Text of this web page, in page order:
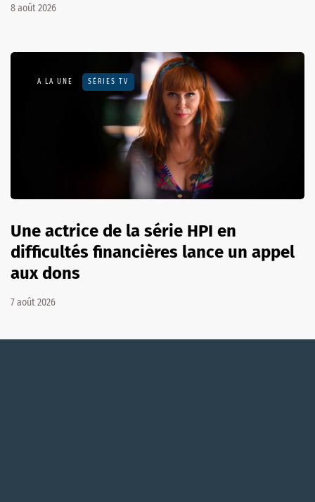
8 août 2026
A LA UNE SÉRIES TV
Une actrice de la série HPI en
difficultés financières lance un appel
aux dons
7 août 2026